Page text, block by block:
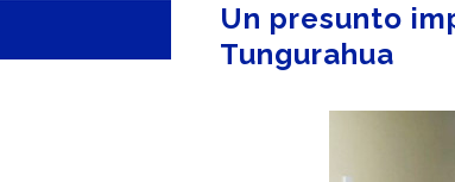
Un presunto
Tungurahua